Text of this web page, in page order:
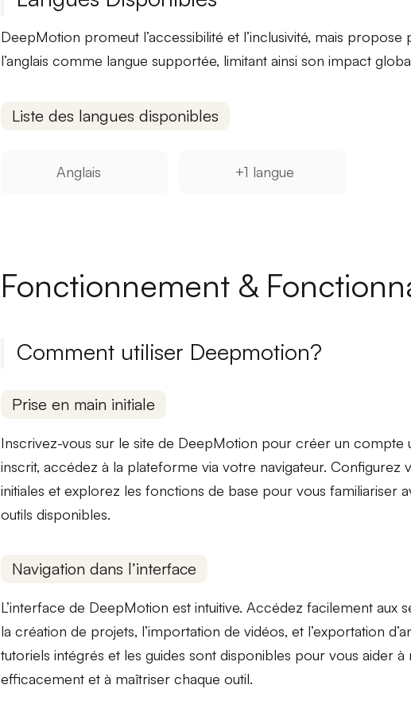
DeepMotion promeut l’accessibilité et l’inclusivité, mais propose
l’anglais comme langue supportée, limitant ainsi son impact
Liste des langues disponibles
Anglais +1 langue
Fonctionnement &
Comment utiliser Deepmotion?
Prise en main initiale
Inscrivez-vous sur le site de DeepMotion pour créer un compte
inscrit, accédez à la plateforme via votre navigateur. Configurez
initiales et explorez les fonctions de base pour vous familiariser
outils disponibles.
Navigation dans l’interface
L’interface de DeepMotion est intuitive. Accédez facilement aux
la création de projets, l’importation de vidéos, et l’exportation
tutoriels intégrés et les guides sont disponibles pour vous aider à
efficacement et à maîtriser chaque outil.